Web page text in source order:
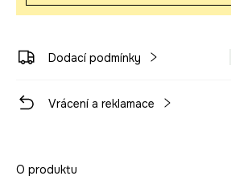
Dodací podmínky
Vrácení a reklamace
O produktu